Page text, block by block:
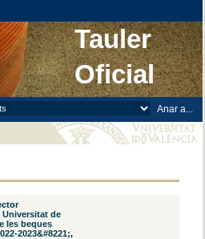
Tauler
Oficial
de
les beques
2023&#8221;,